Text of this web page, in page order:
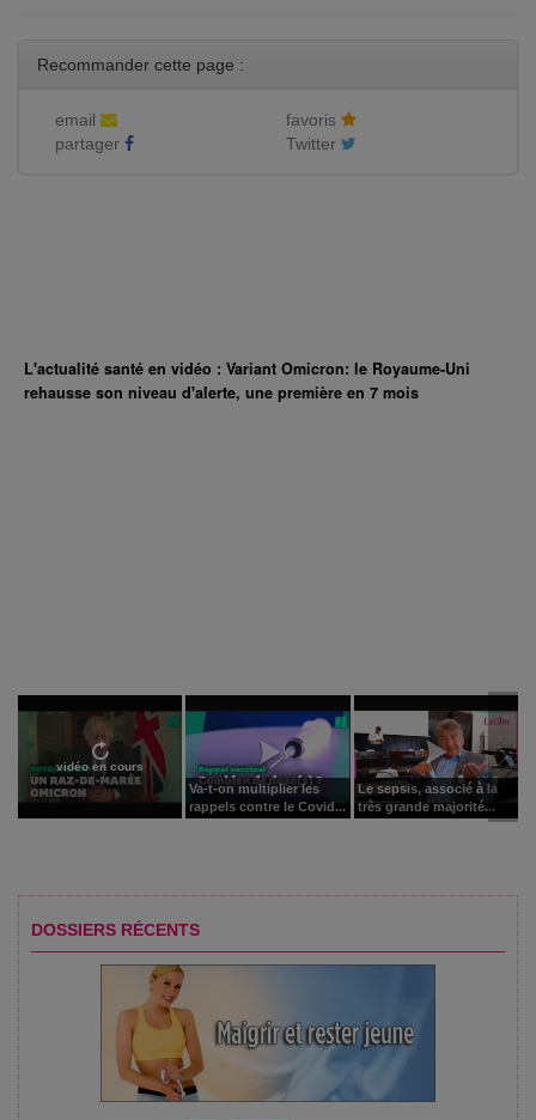
Recommander cette page :
email
favoris
partager
Twitter
L'actualité santé en vidéo : Variant Omicron: le Royaume-Uni
rehausse son niveau d'alerte, une première en 7 mois
vidéo en cours
Va-t-on multiplier les
rappels contre le Covid...
Le sepsis, associé à la
très grande majorité...
DOSSIERS RÉCENTS